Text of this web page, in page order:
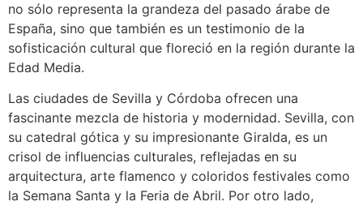
no sólo representa la grandeza del pasado árabe de
España, sino que también es un testimonio de la
sofisticación cultural que floreció en la región durante la
Edad Media.
Las ciudades de Sevilla y Córdoba ofrecen una
fascinante mezcla de historia y modernidad. Sevilla, con
su catedral gótica y su impresionante Giralda, es un
crisol de influencias culturales, reflejadas en su
arquitectura, arte flamenco y coloridos festivales como
la Semana Santa y la Feria de Abril. Por otro lado,